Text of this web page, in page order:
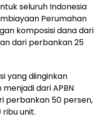
seluruh Indonesia
Perumahan
komposisi dana dari
dari perbankan 25
yang diinginkan
dari APBN
perbankan 50 persen,
unit.